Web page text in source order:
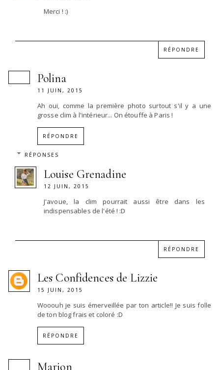
Merci ! :)
RÉPONDRE
Polina
11 JUIN, 2015
Ah oui, comme la première photo surtout s'il y a une
grosse clim à l'intérieur... On étouffe à Paris !
RÉPONDRE
RÉPONSES
Louise Grenadine
12 JUIN, 2015
J'avoue, la clim pourrait aussi être dans les
indispensables de l'été ! :D
RÉPONDRE
Les Confidences de Lizzie
15 JUIN, 2015
Wooouh je suis émerveillée par ton article!! Je suis folle
de ton blog frais et coloré :D
RÉPONDRE
Marion